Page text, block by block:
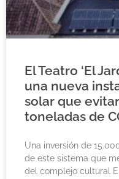
El Teatro ‘El
una nueva
solar que
toneladas de
Una inversión de
de este sistema que
del complejo cultural